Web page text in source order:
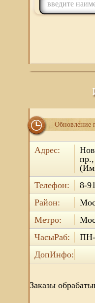
Обновление
Адрес:
Телефон:
8-
Район:
Метро:
ЧасыРаб:
ПН-
ДопИнфо:
Заказы